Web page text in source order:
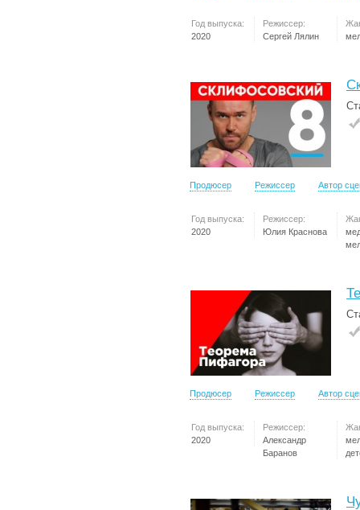
Год выпуска:
2020
Режиссер:
Сергей Лялин
Продюсер Режиссер Автор
Год выпуска:
2020
Режиссер:
Юлия Краснова
Продюсер Режиссер Автор
Год выпуска:
2020
Режиссер:
Александр
Баранов